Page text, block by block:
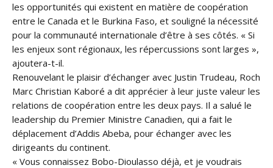
les opportunités qui existent en matière de coopération
entre le Canada et le Burkina Faso, et souligné la nécessité
pour la communauté internationale d’être à ses côtés. « Si
les enjeux sont régionaux, les répercussions sont larges »,
ajoutera-t-il.
Renouvelant le plaisir d’échanger avec Justin Trudeau, Roch
Marc Christian Kaboré a dit apprécier à leur juste valeur les
relations de coopération entre les deux pays. Il a salué le
leadership du Premier Ministre Canadien, qui a fait le
déplacement d’Addis Abeba, pour échanger avec les
dirigeants du continent.
« Vous connaissez Bobo-Dioulasso déjà, et je voudrais